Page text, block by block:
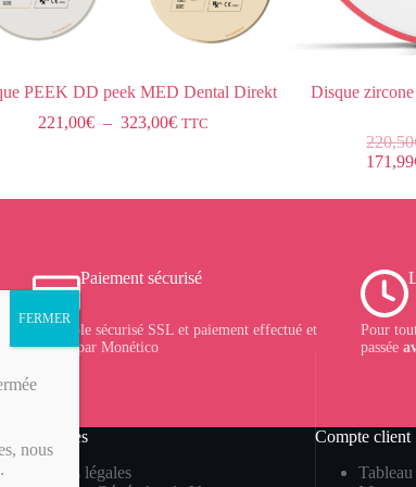
PEEK DD peek MED Dental Direkt
221,00€ – 323,00€ TTC
Disque
220,50
171,99
Paiement sécurisé
Protocole sécurisé SSL et paiement effectué et
vérifié par Monético
Pour
passée
légales
Mentions légales
Compte client
nous
.